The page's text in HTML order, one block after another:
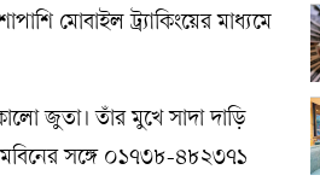
মোবাইল ট্র্যাকিংয়ের মাধ্যমে
জুতা। তাঁর মুখে সাদা দাড়ি
সঙ্গে ০১৭৩৮-৪৮২৩৭১